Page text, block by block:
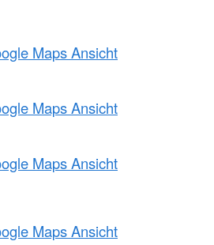
Maps Ansicht
Maps Ansicht
Maps Ansicht
Maps Ansicht